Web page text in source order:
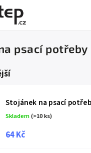
psací potřeby
Stojánek na psací
Skladem(>10 ks)
64 Kč